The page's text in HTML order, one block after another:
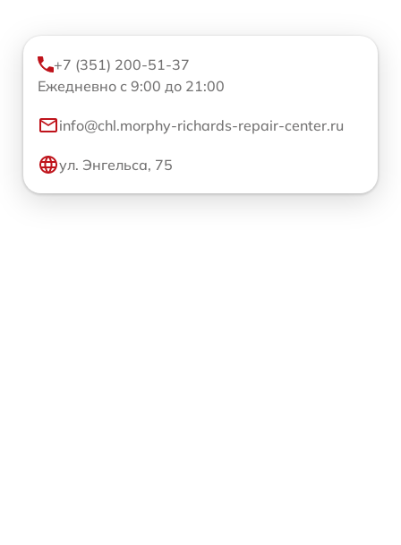
+7 (351) 200-51-37
Ежедневно с 9:00 до 21:00
info@chl.morphy-richards-repair-center.ru
ул. Энгельса, 75